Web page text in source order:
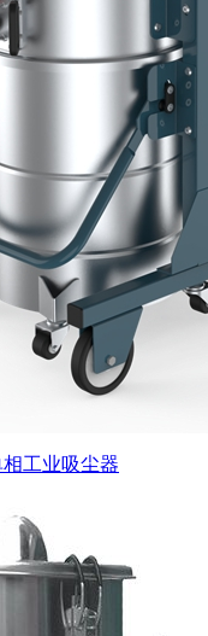
工业吸尘器